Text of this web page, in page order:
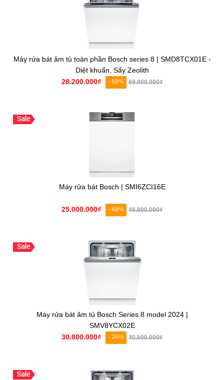
Máy rửa bát âm tủ toàn phần Bosch series 8 | SMD8TCX01E -
Diệt khuẩn, Sấy Zeolith
28.200.000₫ - 59% 69.000.000₫
Máy rửa bát Bosch | SMI6ZCI16E
25.000.000₫ - 49% 48.900.000₫
Máy rửa bát âm tủ Bosch Series 8 model 2024 |
SMV8YCX02E
30.800.000₫ - 24% 40.500.000₫